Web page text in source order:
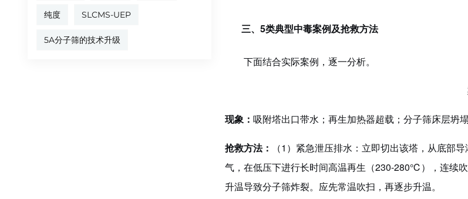
纯度 SLCMS-UEP
5A分子筛的技术升级
三、5类典型中毒案例及抢救方法
下面结合实际案例，逐一分析。
现象：吸附塔出口带水；再生加热器超载；分子筛床层坍塌
抢救方法： （1）紧急泄压排水：立即切出该塔，从底部导
气，在低压下进行长时间高温再生（230-280℃），连续吹
升温导致分子筛炸裂。应先常温吹扫，再逐步升温。